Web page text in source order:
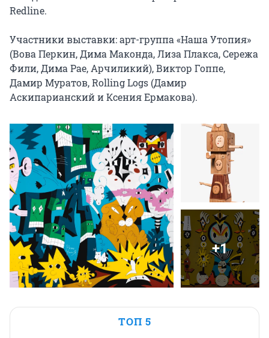
Redline.
Участники выставки: арт-группа «Наша Утопия»
(Вова Перкин, Дима Маконда, Лиза Плакса, Сережа
Фили, Дима Рае, Арчиликий), Виктор Гоппе,
Дамир Муратов, Rolling Logs (Дамир
Аскипарианский и Ксения Ермакова).
+1
ТОП 5